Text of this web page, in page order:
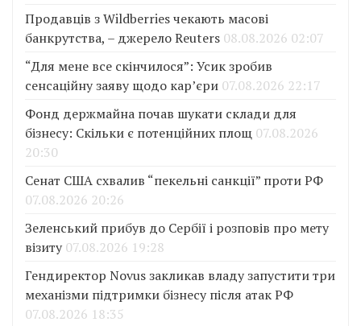
Продавців з Wildberries чекають масові
банкрутства, – джерело Reuters 08.08.2026 02:07
“Для мене все скінчилося”: Усик зробив
сенсаційну заяву щодо кар’єри 07.08.2026 22:17
Фонд держмайна почав шукати склади для
бізнесу: Скільки є потенційних площ 07.08.2026
20:30
Сенат США схвалив “пекельні санкції” проти РФ
07.08.2026 20:26
Зеленський прибув до Сербії і розповів про мету
візиту 07.08.2026 19:28
Гендиректор Novus закликав владу запустити три
механізми підтримки бізнесу після атак РФ
07.08.2026 18:35